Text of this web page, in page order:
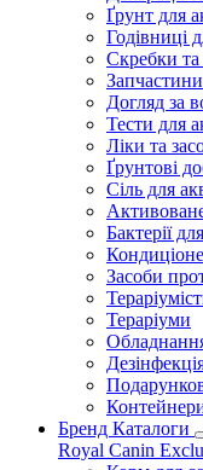
Ґрунт для
Годівниці
Скребки та
Догляд за
Тести для
Ліки та
Ґрунтові
Сіль для
Бактерії
Засоби
Тераріуми
Бренд Каталоги
Royal Canin